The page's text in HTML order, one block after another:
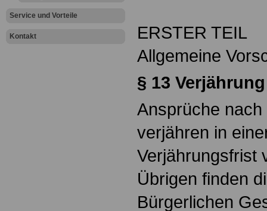
Service und Vorteile
Kontakt
ERSTER TEIL
Allgemeine
§ 13
Ansprüche
verjähren in
Verjährungsfrist
Übrigen finden
Bürgerlichen